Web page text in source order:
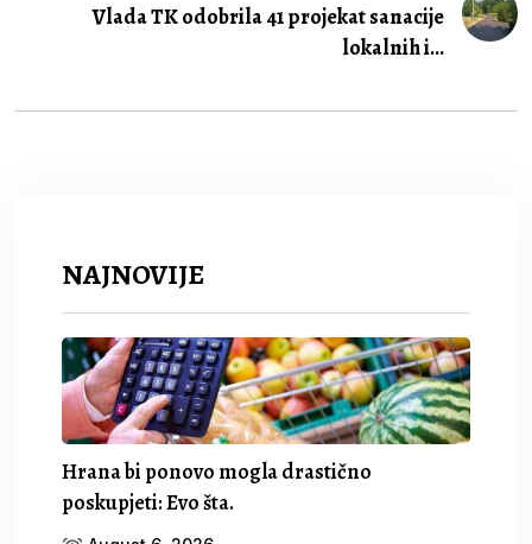
Vlada TK odobrila 41 projekat sanacije
lokalnih i...
NAJNOVIJE
Hrana bi ponovo mogla drastično
poskupjeti: Evo šta.